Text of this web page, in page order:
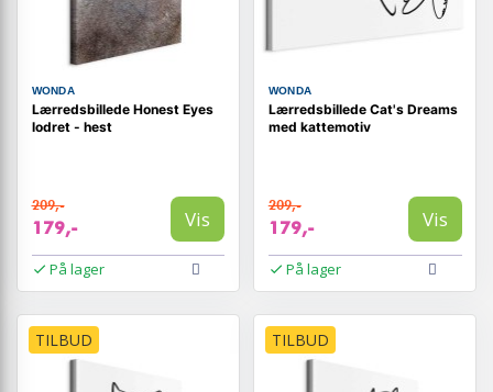
WONDA
Lærredsbillede Honest Eyes
lodret - hest
209,-
179,- Vis
På lager
WONDA
Lærredsbillede Cat's Dreams
med kattemotiv
209,-
179,- Vis
På lager
TILBUD TILBUD